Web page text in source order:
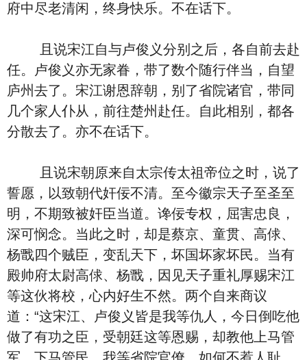
府中尽老清闲，终身快乐。不在话下。
且说宋江自与卢俊义分别之后，各自前去赴
任。卢俊义亦无家眷，带了数个随行伴当，自望
庐州去了。宋江谢恩辞朝，别了省院诸官，带同
几个家人仆从，前往楚州赴任。自此相别，都各
分散去了。亦不在话下。
且说宋朝原来自太宗传太祖帝位之时，说了
誓愿，以致朝代奸佞不清。至今徽宗天子至圣至
明，不期致被奸臣当道。谗佞专权，屈害忠良，
深可悯念。当此之时，却是蔡京、童贯、高俅、
杨戬四个贼臣，变乱天下，坏国坏家坏民。当有
殿帅府太尉高俅、杨戬，因见天子重礼厚赐宋江
等这伙将校，心内好生不然。两个自来商议
道：“这宋江、卢俊义皆是我等仇人，今日倒吃他
做了有功之臣，受朝廷这等恩赐，却教他上马管